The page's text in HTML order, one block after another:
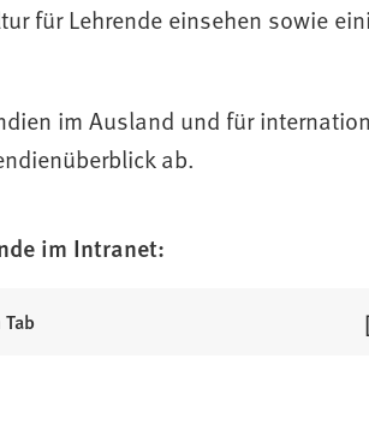
für Lehrende einsehen sowie
im Ausland und für
ab.
im Intranet: